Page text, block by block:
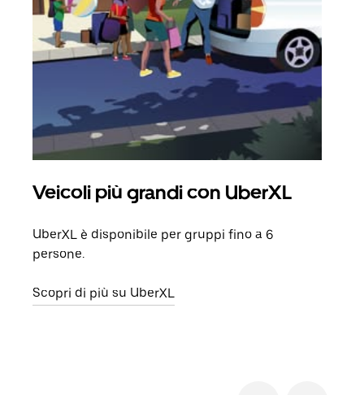
Veicoli più grandi con UberXL
UberXL è disponibile per gruppi fino a 6
persone.
Scopri di più su UberXL